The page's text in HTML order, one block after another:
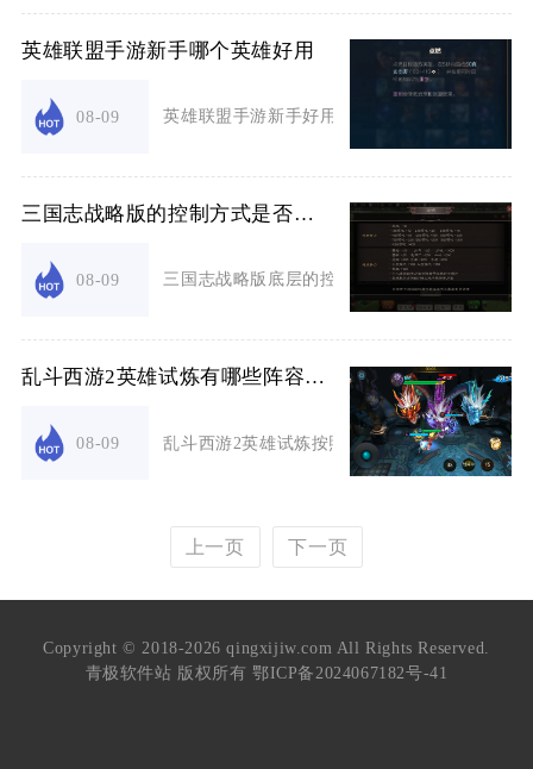
英雄联盟手游新手哪个英雄好用
08-09 英雄联盟手游新手好用的英雄优先选盖伦、吉
三国志战略版的控制方式是否有变化
08-09 三国志战略版底层的控制核心判定规则并未出
乱斗西游2英雄试炼有哪些阵容搭配分享
08-09 乱斗西游2英雄试炼按照养成门槛划分出三套可
上一页 下一页
Copyright © 2018-2026 qingxijiw.com All Rights Reserved.
青极软件站 版权所有鄂ICP备2024067182号-41